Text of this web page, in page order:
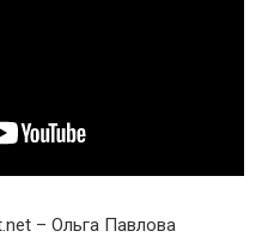
– Ольга Павлова